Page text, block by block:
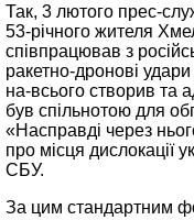
Так, 3 лютого прес-
53-річного жителя
співпрацював з
ракетно-дронові
на-всього створив та
був спільнотою для
«Насправді через
про місця дислокації
СБУ.
За цим стандартним